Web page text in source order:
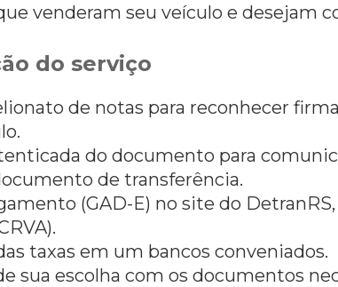
venderam seu veículo e desejam
do serviço
de notas para reconhecer
do documento para
de transferência.
(GAD-E) no site do
taxas em um bancos conveniados.
sua escolha com os documentos